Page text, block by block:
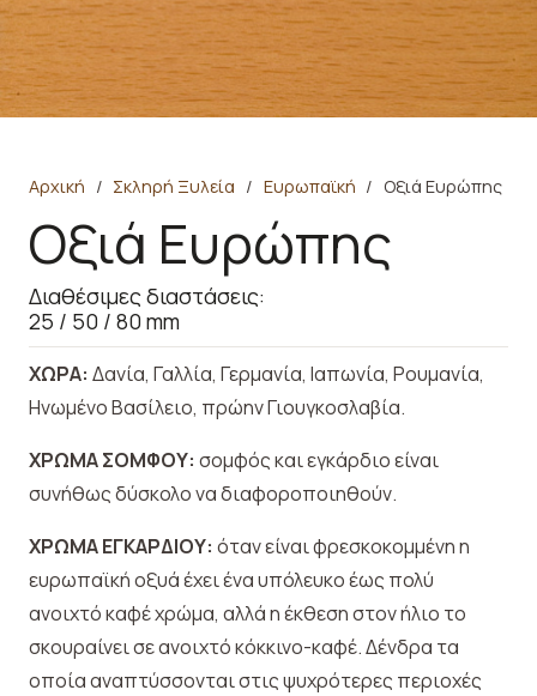
Αρχική / Σκληρή Ξυλεία / Ευρωπαϊκή / Οξιά Ευρώπης
Οξιά Ευρώπης
Διαθέσιμες διαστάσεις:
25 / 50 / 80 mm
ΧΩΡΑ: Δανία, Γαλλία, Γερμανία, Ιαπωνία, Ρουμανία,
Ηνωμένο Βασίλειο, πρώην Γιουγκοσλαβία.
ΧΡΩΜΑ ΣΟΜΦΟΥ: σομφός και εγκάρδιο είναι
συνήθως δύσκολο να διαφοροποιηθούν.
ΧΡΩΜΑ ΕΓΚΑΡΔΙΟΥ: όταν είναι φρεσκοκομμένη η
ευρωπαϊκή οξυά έχει ένα υπόλευκο έως πολύ
ανοιχτό καφέ χρώμα, αλλά η έκθεση στον ήλιο το
σκουραίνει σε ανοιχτό κόκκινο-καφέ. Δένδρα τα
οποία αναπτύσσονται στις ψυχρότερες περιοχές